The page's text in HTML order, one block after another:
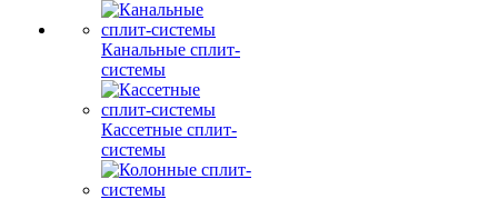
Канальные сплит-
системы
Кассетные сплит-
системы